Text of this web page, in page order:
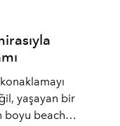
yaşayan bir
boyu beach